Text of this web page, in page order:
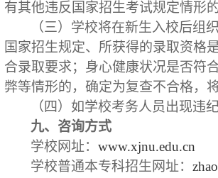
有其他违反国家招生考试规定情形
（三） 学校将在新生入校后组
国家招生规定、所获得的录取资格
合录取要求；身心健康状况是否符
弊等情形的，确定为复查不合格，
（四）如学校考务人员出现违
九、咨询方式
学校网址： www.xjnu.edu.cn
学校普通本专科招生网址：